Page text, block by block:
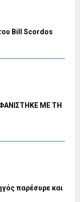
Bill Scordos
ΜΕ ΤΗ
παρέσυρε και